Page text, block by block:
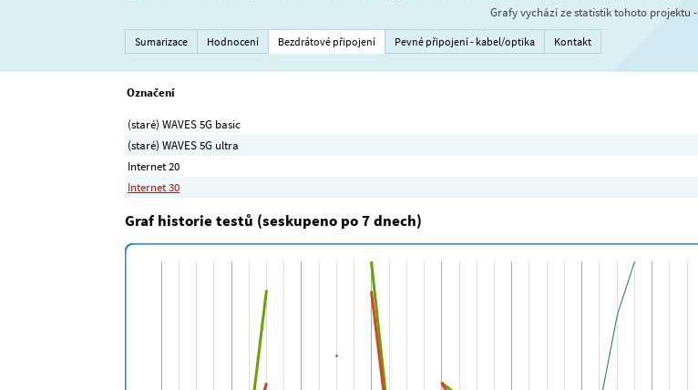
Grafy vychází ze statistik tohoto projektu -
Sumarizace Hodnocení Bezdrátové připojení Pevné připojení - kabel/optika Kontakt
Označení
(staré) WAVES 5G basic
(staré) WAVES 5G ultra
Internet 20
Internet 30
Graf historie testů (seskupeno po 7 dnech)